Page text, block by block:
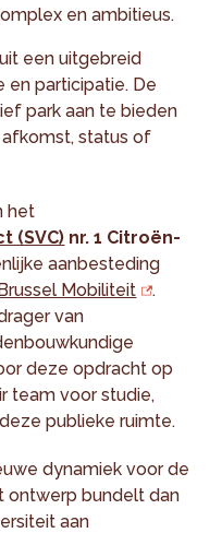
en ambitieus.
een uitgebreid
en participatie. De
park aan te bieden
status of
het
(SVC) nr. 1 Citroën-
aanbesteding
Mobiliteit
.
van
deze opdracht op
team voor studie,
publieke ruimte.
dynamiek voor de
ontwerp bundelt dan
aan